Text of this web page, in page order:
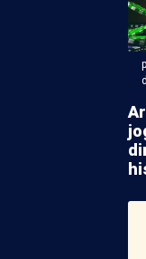
Britto - 07 de agosto